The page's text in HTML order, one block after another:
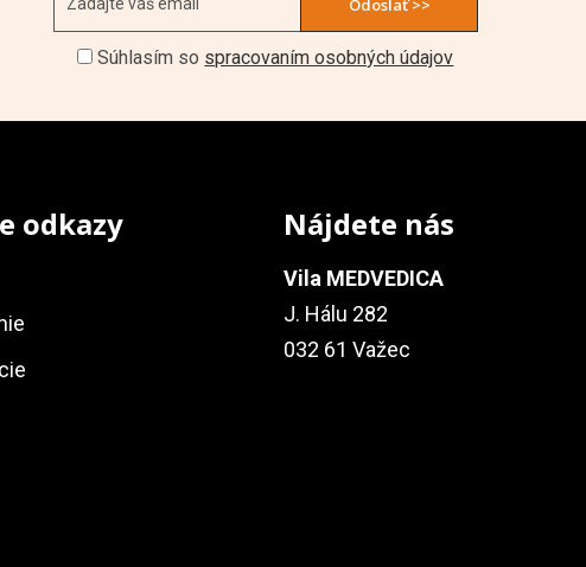
Súhlasím so spracovaním osobných údajov
odkazy Nájdete nás
Vila MEDVEDICA
J. Hálu 282
032 61 Važec